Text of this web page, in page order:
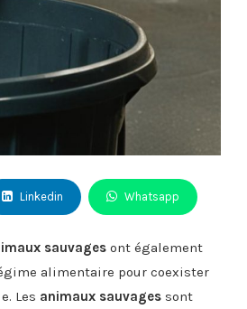
Linkedin Whatsapp
sauvages ont également
alimentaire pour coexister
Les animaux sauvages sont